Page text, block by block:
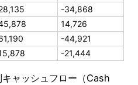
-34,868
14,726
-44,921
-21,444
ャッシュフロー（Cash